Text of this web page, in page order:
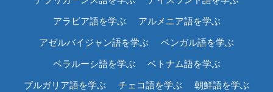
アラビア語を学ぶ アルメニア語を学ぶ
アゼルバイジャン語を学ぶ ベンガル語を学ぶ
ベラルーシ語を学ぶ ベトナム語を学ぶ
ブルガリア語を学ぶ チェコ語を学ぶ 朝鮮語を学ぶ